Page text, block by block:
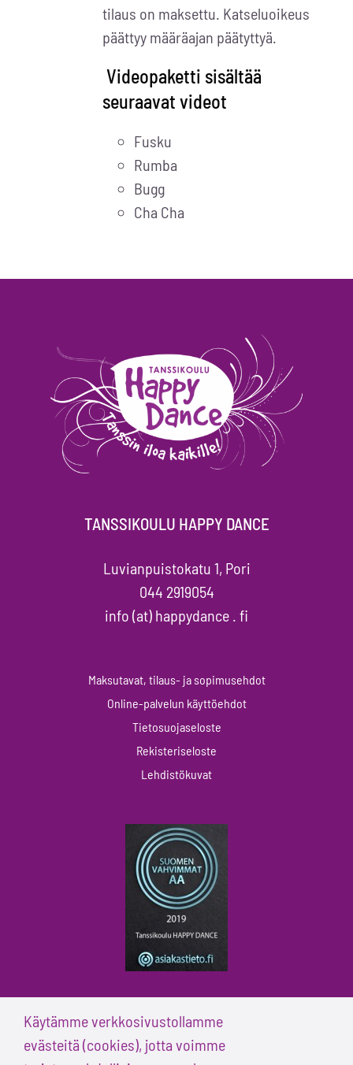
tilaus on maksettu. Katseluoikeus
päättyy määräajan päätyttyä.
Videopaketti sisältää
seuraavat videot
Fusku
Rumba
Bugg
Cha Cha
TANSSIKOULU HAPPY DANCE
Luvianpuistokatu 1, Pori
044 2919054
info (at) happydance . fi
Maksutavat, tilaus- ja sopimusehdot
Online-palvelun käyttöehdot
Tietosuojaseloste
Rekisteriseloste
Lehdistökuvat
Käytämme verkkosivustollamme
evästeitä (cookies), jotta voimme